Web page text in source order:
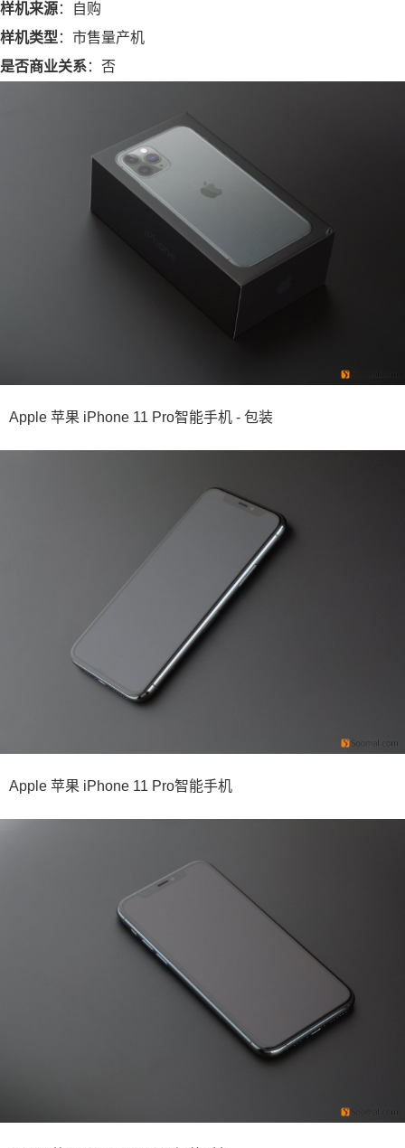
样机来源：自购
样机类型 ：市售量产机
是否商业关系：否
Apple 苹果 iPhone 11 Pro智能手机 - 包装
Apple 苹果 iPhone 11 Pro智能手机